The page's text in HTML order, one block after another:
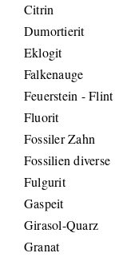
Citrin
Dumortierit
Eklogit
Falkenauge
Feuerstein - Flint
Fluorit
Fossiler Zahn
Fossilien diverse
Fulgurit
Gaspeit
Girasol-Quarz
Granat